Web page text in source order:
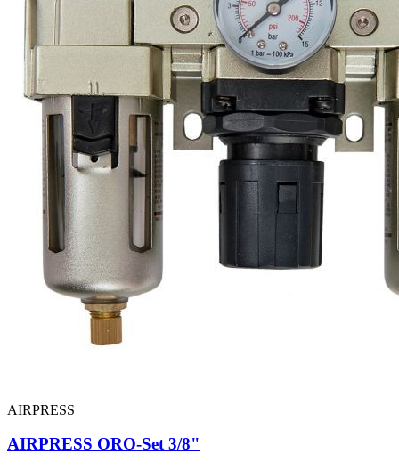
AIRPRESS
AIRPRESS ORO-Set 3/8"